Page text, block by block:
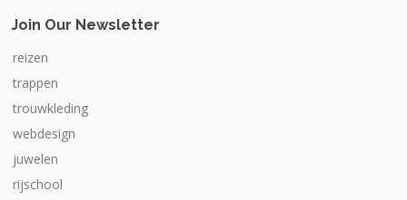
Join Our Newsletter
reizen
trappen
trouwkleding
webdesign
juwelen
rijschool